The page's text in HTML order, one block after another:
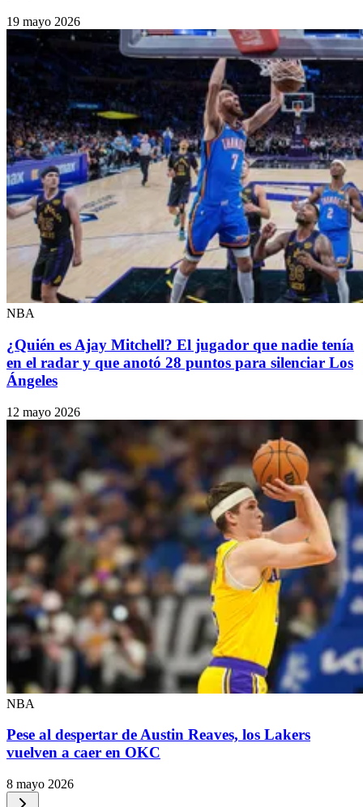
19 mayo 2026
NBA
¿Quién es Ajay Mitchell? El jugador que nadie tenía
en el radar y que anotó 28 puntos para silenciar Los
Ángeles
12 mayo 2026
NBA
Pese al despertar de Austin Reaves, los Lakers
vuelven a caer en OKC
8 mayo 2026